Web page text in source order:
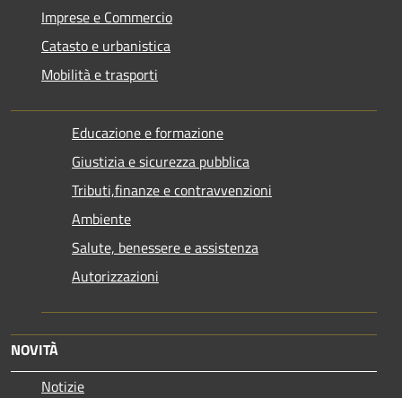
Imprese e Commercio
Catasto e urbanistica
Mobilità e trasporti
Educazione e formazione
Giustizia e sicurezza pubblica
Tributi,finanze e contravvenzioni
Ambiente
Salute, benessere e assistenza
Autorizzazioni
NOVITÀ
Notizie